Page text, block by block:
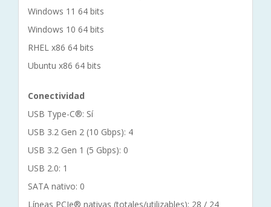
Windows 11 64 bits
Windows 10 64 bits
RHEL x86 64 bits
Ubuntu x86 64 bits
Conectividad
USB Type-C®: Sí
USB 3.2 Gen 2 (10 Gbps): 4
USB 3.2 Gen 1 (5 Gbps): 0
USB 2.0: 1
SATA nativo: 0
Líneas PCIe® nativas (totales/utilizables): 28 / 24